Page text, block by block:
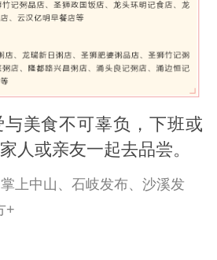
美食不可辜负，下班或
人或亲友一起去品尝。
上中山、石岐发布、沙溪发
+